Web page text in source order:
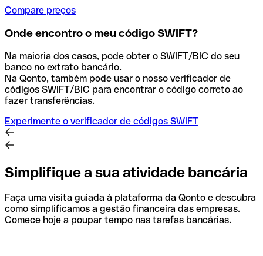
Compare preços
Onde encontro o meu código SWIFT?
Na maioria dos casos, pode obter o SWIFT/BIC do seu
banco no extrato bancário.
Na Qonto, também pode usar o nosso verificador de
códigos SWIFT/BIC para encontrar o código correto ao
fazer transferências.
Experimente o verificador de códigos SWIFT
Simplifique a sua atividade bancária
Faça uma visita guiada à plataforma da Qonto e descubra
como simplificamos a gestão financeira das empresas.
Comece hoje a poupar tempo nas tarefas bancárias.